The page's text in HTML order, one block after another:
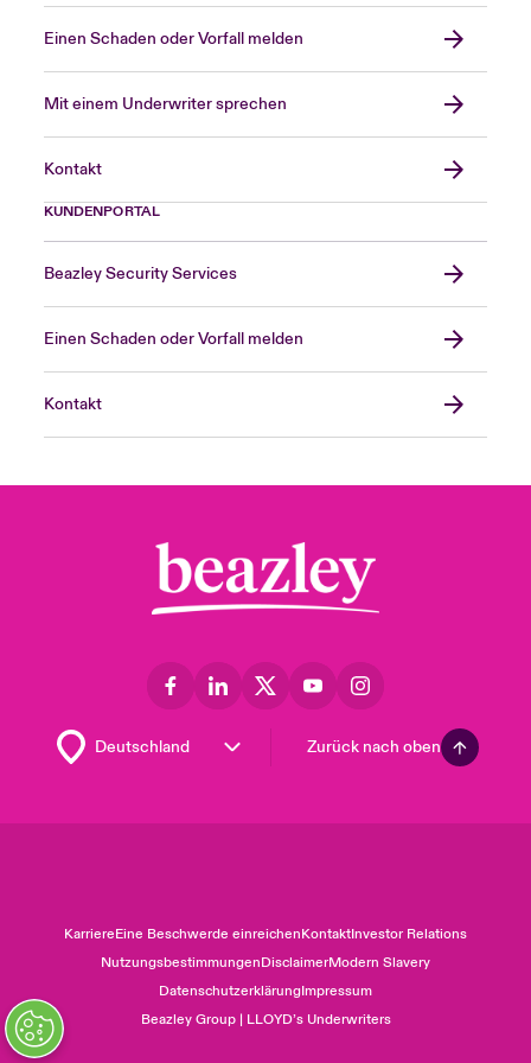
Einen Schaden oder Vorfall melden
Mit einem Underwriter sprechen
Kontakt
KUNDENPORTAL
Beazley Security Services
Einen Schaden oder Vorfall melden
Kontakt
Zurück nach oben
KarriereEine Beschwerde einreichenKontaktInvestor Relations
NutzungsbestimmungenDisclaimerModern Slavery
DatenschutzerklärungImpressum
Beazley Group | LLOYD’s Underwriters